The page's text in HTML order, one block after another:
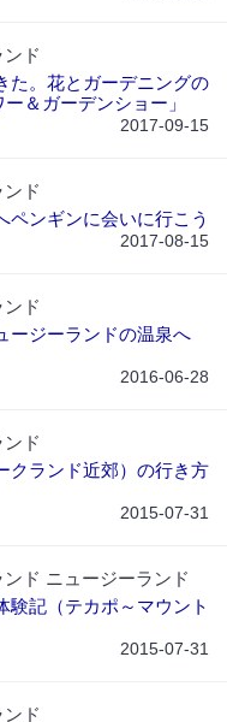
ド
た。花とガーデニングの
＆ガーデンショー」
2017-09-15
ド
ペンギンに会いに行こう
2017-08-15
ド
ージーランドの温泉へ
2016-06-28
ド
クランド近郊）の行き方
2015-07-31
ド ニュージーランド
験記（テカポ～マウント
2015-07-31
ド